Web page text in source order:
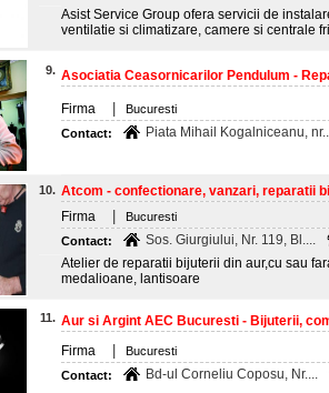
Asist Service Group ofera servicii de
ventilatie si climatizare, camere si centrale
9. Asociatia Ceasornicarilor Pendulum -
Firma Bucuresti
Contact:
Piata Mihail Kogalniceanu,
10. Atcom - confectionare, vanzari, reparatii
Firma
Bucuresti
Contact:
Sos. Giurgiului, Nr. 119, Bl....
Atelier de reparatii bijuterii din aur,cu sau
medalioane, lantisoare
11. Aur si Argint AEC Bucuresti - Bijuterii,
Firma
Bucuresti
Contact:
Bd-ul Corneliu Coposu, Nr....